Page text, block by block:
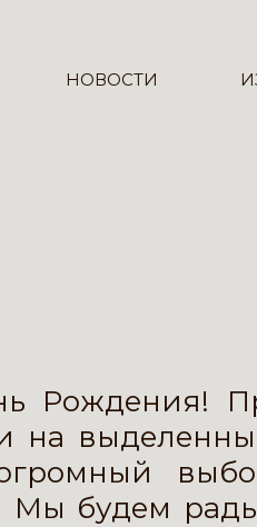
НОВОСТИ
Рождения!
на
будем